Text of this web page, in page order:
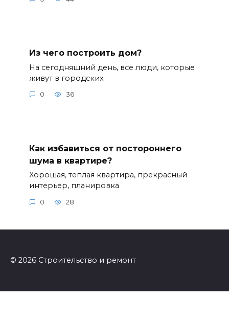
Из чего построить дом?
На сегодняшний день, все люди, которые
живут в городских
0 36
Как избавиться от постороннего
шума в квартире?
Хорошая, теплая квартира, прекрасный
интерьер, планировка
0 28
© 2026 Строительство и ремонт